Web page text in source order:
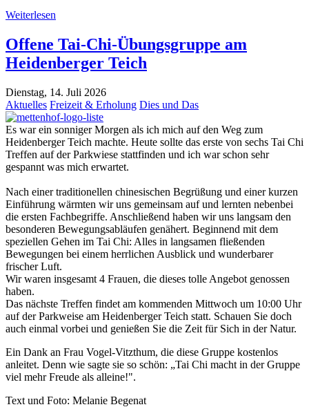
Weiterlesen
Offene Tai-Chi-Übungsgruppe am
Heidenberger Teich
Dienstag, 14. Juli 2026
Aktuelles Freizeit & Erholung Dies und Das
Es war ein sonniger Morgen als ich mich auf den Weg zum
Heidenberger Teich machte. Heute sollte das erste von sechs Tai Chi
Treffen auf der Parkwiese stattfinden und ich war schon sehr
gespannt was mich erwartet.
Nach einer traditionellen chinesischen Begrüßung und einer kurzen
Einführung wärmten wir uns gemeinsam auf und lernten nebenbei
die ersten Fachbegriffe. Anschließend haben wir uns langsam den
besonderen Bewegungsabläufen genähert. Beginnend mit dem
speziellen Gehen im Tai Chi: Alles in langsamen fließenden
Bewegungen bei einem herrlichen Ausblick und wunderbarer
frischer Luft.
Wir waren insgesamt 4 Frauen, die dieses tolle Angebot genossen
haben.
Das nächste Treffen findet am kommenden Mittwoch um 10:00 Uhr
auf der Parkweise am Heidenberger Teich statt. Schauen Sie doch
auch einmal vorbei und genießen Sie die Zeit für Sich in der Natur.
Ein Dank an Frau Vogel-Vitzthum, die diese Gruppe kostenlos
anleitet. Denn wie sagte sie so schön: „Tai Chi macht in der Gruppe
viel mehr Freude als alleine!".
Text und Foto: Melanie Begenat